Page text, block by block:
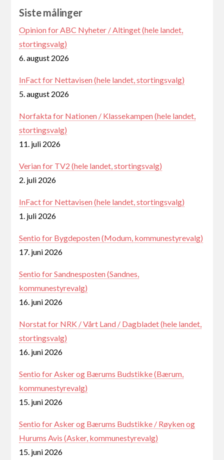
Siste målinger
Opinion for ABC Nyheter / Altinget (hele landet,
stortingsvalg)
6. august 2026
InFact for Nettavisen (hele landet, stortingsvalg)
5. august 2026
Norfakta for Nationen / Klassekampen (hele landet,
stortingsvalg)
11. juli 2026
Verian for TV2 (hele landet, stortingsvalg)
2. juli 2026
InFact for Nettavisen (hele landet, stortingsvalg)
1. juli 2026
Sentio for Bygdeposten (Modum, kommunestyrevalg)
17. juni 2026
Sentio for Sandnesposten (Sandnes,
kommunestyrevalg)
16. juni 2026
Norstat for NRK / Vårt Land / Dagbladet (hele landet,
stortingsvalg)
16. juni 2026
Sentio for Asker og Bærums Budstikke (Bærum,
kommunestyrevalg)
15. juni 2026
Sentio for Asker og Bærums Budstikke / Røyken og
Hurums Avis (Asker, kommunestyrevalg)
15. juni 2026